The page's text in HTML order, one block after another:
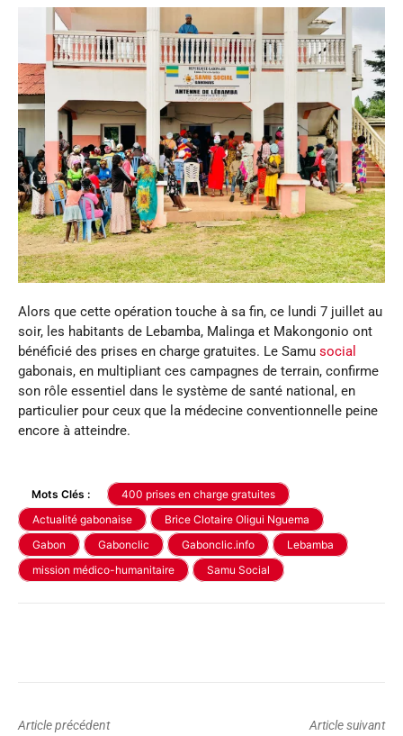
Alors que cette opération touche à sa fin, ce lundi 7 juillet au
soir, les habitants de Lebamba, Malinga et Makongonio ont
bénéficié des prises en charge gratuites. Le Samu social
gabonais, en multipliant ces campagnes de terrain, confirme
son rôle essentiel dans le système de santé national, en
particulier pour ceux que la médecine conventionnelle peine
encore à atteindre.
Mots Clés :
400 prises en charge gratuites
Actualité gabonaise
Brice Clotaire Oligui Nguema
Gabon
Gabonclic Gabonclic.info
Lebamba
mission médico-humanitaire
Samu Social
Article précédent Article suivant